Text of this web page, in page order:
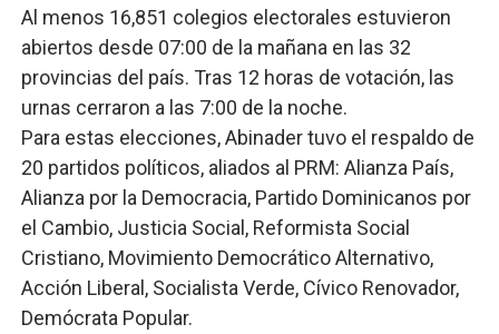
Al menos 16,851 colegios electorales estuvieron
abiertos desde 07:00 de la mañana en las 32
provincias del país. Tras 12 horas de votación, las
urnas cerraron a las 7:00 de la noche.
Para estas elecciones, Abinader tuvo el respaldo de
20 partidos políticos, aliados al PRM: Alianza País,
Alianza por la Democracia, Partido Dominicanos por
el Cambio, Justicia Social, Reformista Social
Cristiano, Movimiento Democrático Alternativo,
Acción Liberal, Socialista Verde, Cívico Renovador,
Demócrata Popular.